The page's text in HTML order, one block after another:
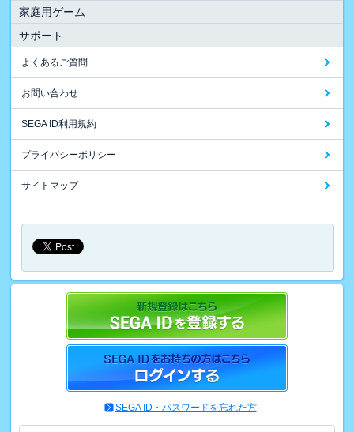
家庭用ゲーム
サポート
よくあるご質問
お問い合わせ
SEGA ID利用規約
プライバシーポリシー
サイトマップ
SEGA ID・パスワードを忘れた方